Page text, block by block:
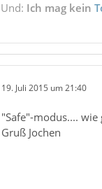
Und: Ich mag kein
19. Juli 2015 um 21:40
"Safe"-modus.... wie
Gruß Jochen